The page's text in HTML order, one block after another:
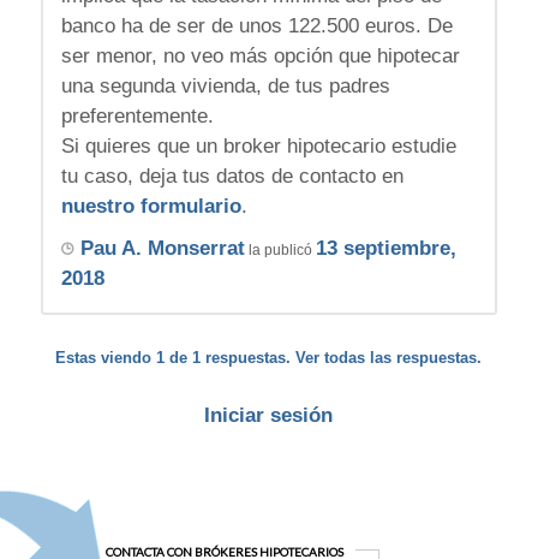
banco ha de ser de unos 122.500 euros. De
ser menor, no veo más opción que hipotecar
una segunda vivienda, de tus padres
preferentemente.
Si quieres que un broker hipotecario estudie
tu caso, deja tus datos de contacto en
nuestro formulario.
Pau A. Monserratla publicó 13 septiembre,
2018
Estas viendo 1 de 1 respuestas. Ver todas las respuestas.
Iniciar sesión